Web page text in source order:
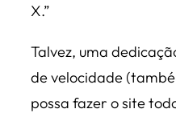
X.”
Talvez, uma
de velocidade
possa fazer o site